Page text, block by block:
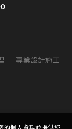
| 專業設計施工